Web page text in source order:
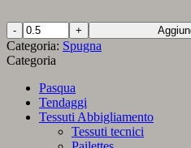
Spugna
Bamboo
Grigio
Scuro
quantità
Categoria: Spugna
Categoria
Pasqua
Tendaggi
Tessuti Abbigliamento
Tessuti tecnici